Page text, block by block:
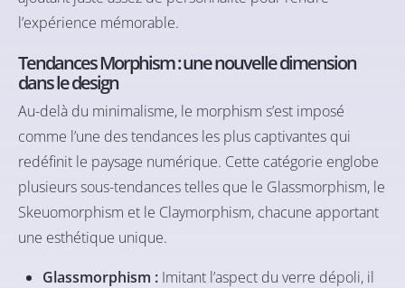
l’expérience mémorable.
TendancesMorphism : une nouvelle dimension
dans le design
Au-delà du minimalisme, le morphism s’est imposé
comme l’une des tendances les plus captivantes qui
redéfinit le paysage numérique. Cette catégorie englobe
plusieurs sous-tendances telles que le Glassmorphism, le
Skeuomorphism et le Claymorphism, chacune apportant
une esthétique unique.
Glassmorphism : Imitant l’aspect du verre dépoli, il